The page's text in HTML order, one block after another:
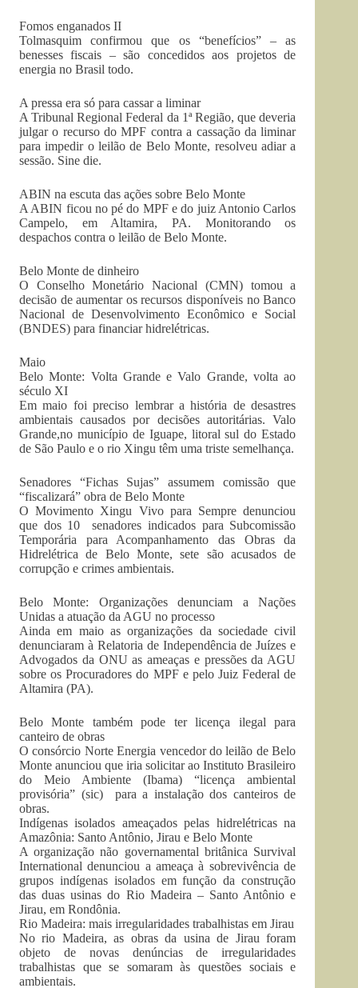
Fomos enganados II
Tolmasquim confirmou que os “benefícios” – as
benesses fiscais – são concedidos aos projetos de
energia no Brasil todo.
A pressa era só para cassar a liminar
A Tribunal Regional Federal da 1ª Região, que deveria
julgar o recurso do MPF contra a cassação da liminar
para impedir o leilão de Belo Monte, resolveu adiar a
sessão. Sine die.
ABIN na escuta das ações sobre Belo Monte
A ABIN ficou no pé do MPF e do juiz Antonio Carlos
Campelo, em Altamira, PA. Monitorando os
despachos contra o leilão de Belo Monte.
Belo Monte de dinheiro
O Conselho Monetário Nacional (CMN) tomou a
decisão de aumentar os recursos disponíveis no Banco
Nacional de Desenvolvimento Econômico e Social
(BNDES) para financiar hidrelétricas.
Maio
Belo Monte: Volta Grande e Valo Grande, volta ao
século XI
Em maio foi preciso lembrar a história de desastres
ambientais causados por decisões autoritárias. Valo
Grande,no município de Iguape, litoral sul do Estado
de São Paulo e o rio Xingu têm uma triste semelhança.
Senadores “Fichas Sujas” assumem comissão que
“fiscalizará” obra de Belo Monte
O Movimento Xingu Vivo para Sempre denunciou
que dos 10 senadores indicados para Subcomissão
Temporária para Acompanhamento das Obras da
Hidrelétrica de Belo Monte, sete são acusados de
corrupção e crimes ambientais.
Belo Monte: Organizações denunciam a Nações
Unidas a atuação da AGU no processo
Ainda em maio as organizações da sociedade civil
denunciaram à Relatoria de Independência de Juízes e
Advogados da ONU as ameaças e pressões da AGU
sobre os Procuradores do MPF e pelo Juiz Federal de
Altamira (PA).
Belo Monte também pode ter licença ilegal para
canteiro de obras
O consórcio Norte Energia vencedor do leilão de Belo
Monte anunciou que iria solicitar ao Instituto Brasileiro
do Meio Ambiente (Ibama) “licença ambiental
provisória” (sic) para a instalação dos canteiros de
obras.
Indígenas isolados ameaçados pelas hidrelétricas na
Amazônia: Santo Antônio, Jirau e Belo Monte
A organização não governamental britânica Survival
International denunciou a ameaça à sobrevivência de
grupos indígenas isolados em função da construção
das duas usinas do Rio Madeira – Santo Antônio e
Jirau, em Rondônia.
Rio Madeira: mais irregularidades trabalhistas em Jirau
No rio Madeira, as obras da usina de Jirau foram
objeto de novas denúncias de irregularidades
trabalhistas que se somaram às questões sociais e
ambientais.